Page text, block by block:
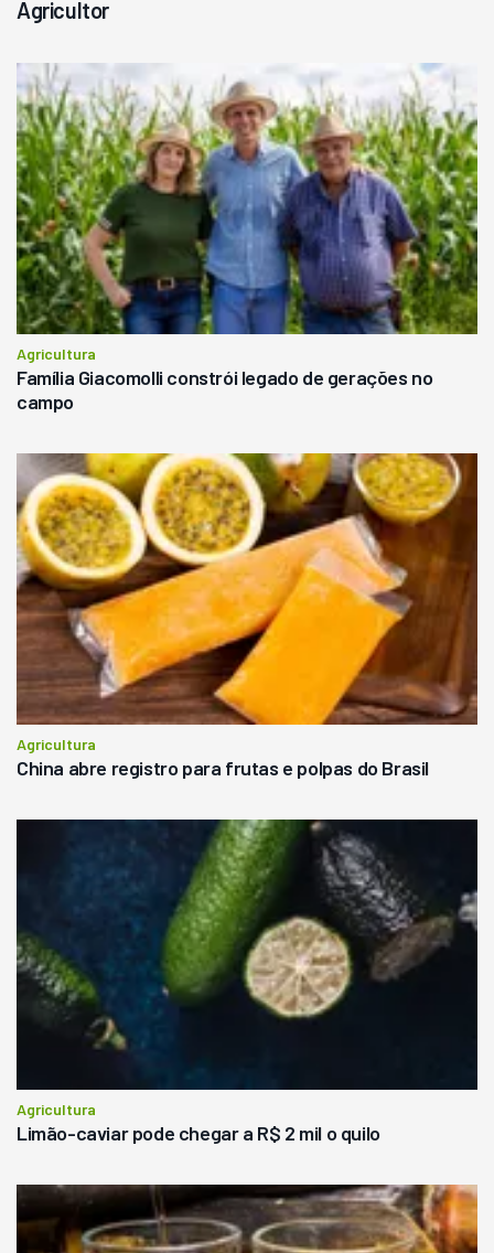
Agricultor
Agricultura
Família Giacomolli constrói legado de gerações no
campo
Agricultura
China abre registro para frutas e polpas do Brasil
Agricultura
Limão-caviar pode chegar a R$ 2 mil o quilo